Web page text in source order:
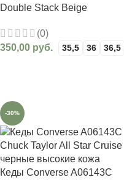
Double Stack Beige
(0)
350,00 руб. 35,5 36 36,5
-30%
Кеды Сonverse A06143C